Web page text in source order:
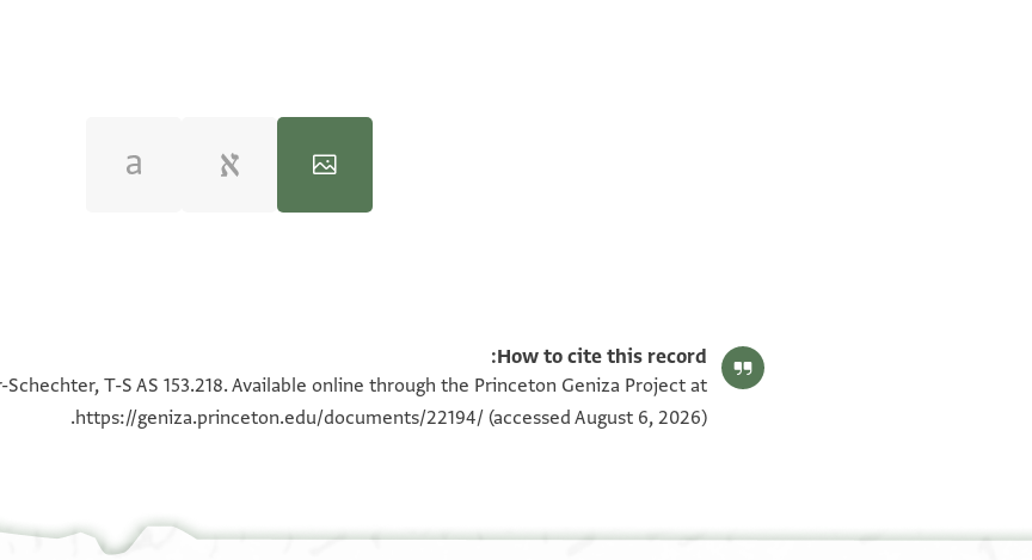
100%
100%
How to cite this record:
T-S AS 153.218. Available online through the Princeton Geniza Project at
https://geniza.princeton.edu/documents/22194/ (accessed August 6, 2026).